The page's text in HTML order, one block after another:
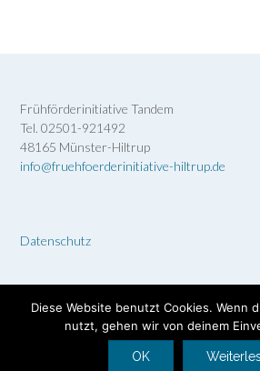
Frühförderinitiative Tandem
Tel. 02501-921492
48165 Münster-Hiltrup
info@fruehfoerderinitiative-hiltrup.de
Datenschutz
Theme byOut the Box
Diese Website benutzt Cookies. Wenn
nutzt, gehen wir von deinem
OK